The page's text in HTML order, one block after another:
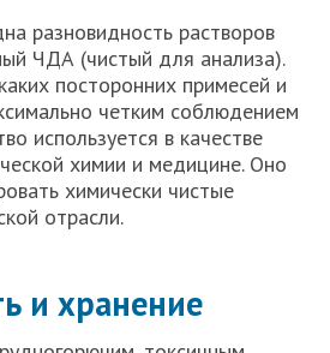
разновидность растворов
ЧДА (чистый для анализа).
посторонних примесей и
четким соблюдением
используется в качестве
химии и медицине. Оно
химически чистые
отрасли.
и хранение